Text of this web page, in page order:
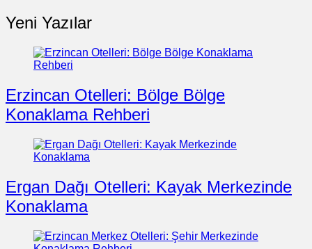
Yeni Yazılar
Erzincan Otelleri: Bölge Bölge
Konaklama Rehberi
Ergan Dağı Otelleri: Kayak Merkezinde
Konaklama